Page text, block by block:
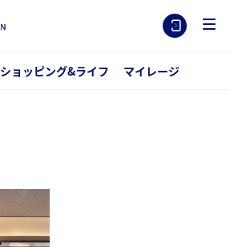
ショッピング&ライフ マイレージ